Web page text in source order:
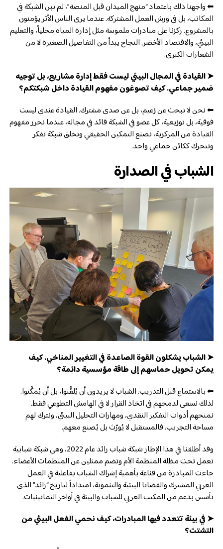
⬅ واجهنا ذلك باعتماد “منهج الميدان قبل المنصة”، لم نبن الشبكة في
المكاتب، بل في ورش العمل المشتركة. عندما يرى الناس الأثر يؤمنون
بالمشروع. ركزنا على مبادرات ملموسة مثل إدارة المياه محلياً، والتعليم
البيئي، والاقتصاد الأخضر. النجاح يبدأ من التفاصيل الصغيرة لا من
الشعارات الكبرى.
➤ القيادة في المجال البيئي ليست فقط إدارة مشاريع، بل توجيه
ضمير جماعي. كيف تصوغون مفهوم القيادة داخل شبكتكم؟
⬅ نحن لا نبحث عن زعيم، بل عن صدى مشترك. القيادة عندي ليست
فوقية، بل توزيعية، كل عضو في الشبكة قائد في مجاله، عندما نحرر مفهوم
القيادة من المركزية، نصنع التمكين الحقيقي ونخلق شبكة تفكر
وتتحرك ككائن جماعي واحد.
الشباب في الصدارة
➤ الشباب يشكلون القوة الصاعدة في التغيير المناخي. كيف
يمكن تحويل حماسهم إلى طاقة مؤسسية دائمة؟
⬅ بالاستماع قبل التدريب. الشباب لا يريدون أن يُلقَّنوا، بل أن يُمكَّنوا.
لذلك نسعى لدمجهم في اتخاذ القرار لا في الهامش التطوعي فقط.
نمنحهم أدوات التفكير النقدي، ومهارات التحليل البيئي، ونترك لهم
مساحة التجريب. فالمستقبل لا يُورّث بل يُصنع معهم.
وقد أطلقنا في هذا الإطار شبكة شباب رائد عام 2022، وهي شبكة شبابية
تعمل تحت مظلة المنظمة الأم وتضم ممثلين عن المنظمات الأعضاء.
جاءت المبادرة من قناعة بأهمية إشراك الشباب بفاعلية في العمل
العربي المشترك والقضايا البيئية والتنموية، امتداداً لتاريخ “رائد” الذي
تأسس بدعم من المكتب العربي للشباب والبيئة في أواخر الثمانينيات.
➤ في بيئة تتعدد فيها المبادرات، كيف نحمي الفعل البيئي من
التشتت؟